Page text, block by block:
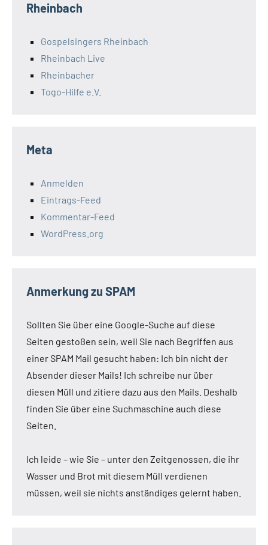
Rheinbach
Gospelsingers Rheinbach
Rheinbach Live
Rheinbacher
Togo-Hilfe e.V.
Meta
Anmelden
Eintrags-Feed
Kommentar-Feed
WordPress.org
Anmerkung zu SPAM
Sollten Sie über eine Google-Suche auf diese
Seiten gestoßen sein, weil Sie nach Begriffen aus
einer SPAM Mail gesucht haben: Ich bin nicht der
Absender dieser Mails! Ich schreibe nur über
diesen Müll und zitiere dazu aus den Mails. Deshalb
finden Sie über eine Suchmaschine auch diese
Seiten.
Ich leide – wie Sie – unter den Zeitgenossen, die ihr
Wasser und Brot mit diesem Müll verdienen
müssen, weil sie nichts anständiges gelernt haben.